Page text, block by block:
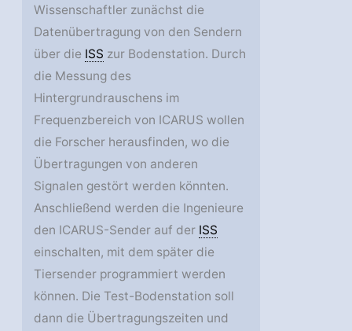
Wissenschaftler zunächst die
Datenübertragung von den Sendern
über die ISS zur Bodenstation. Durch
die Messung des
Hintergrundrauschens im
Frequenzbereich von ICARUS wollen
die Forscher herausfinden, wo die
Übertragungen von anderen
Signalen gestört werden könnten.
Anschließend werden die Ingenieure
den ICARUS-Sender auf der ISS
einschalten, mit dem später die
Tiersender programmiert werden
können. Die Test-Bodenstation soll
dann die Übertragungszeiten und